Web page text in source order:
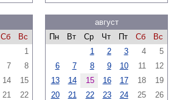
Сб
Вс
1
7
8
14
15
21
22
август
Пн
Вт Ср Чт Пт Сб
Вс
1
2 3 4
5
6
7 8 9 10 11
12
13
14 15 16 17 18
19
20
21 22 23 24 25
26